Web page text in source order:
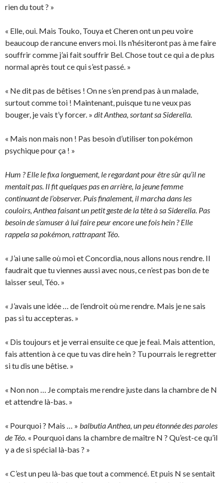
rien du tout ? »
« Elle, oui. Mais Touko, Touya et Cheren ont un peu voire
beaucoup de rancune envers moi. Ils n’hésiteront pas à me faire
souffrir comme j’ai fait souffrir Bel. Chose tout ce qui a de plus
normal après tout ce qui s’est passé. »
« Ne dit pas de bêtises ! On ne s’en prend pas à un malade,
surtout comme toi ! Maintenant, puisque tu ne veux pas
bouger, je vais t’y forcer. » dit Anthea, sortant sa Siderella.
« Mais non mais non ! Pas besoin d’utiliser ton pokémon
psychique pour ça ! »
Hum ? Elle le fixa longuement, le regardant pour être sûr qu’il ne
mentait pas. Il fit quelques pas en arrière, la jeune femme
continuant de l’observer. Puis finalement, il marcha dans les
couloirs, Anthea faisant un petit geste de la tête à sa Siderella. Pas
besoin de s’amuser à lui faire peur encore une fois hein ? Elle
rappela sa pokémon, rattrapant Téo.
« J’ai une salle où moi et Concordia, nous allons nous rendre. Il
faudrait que tu viennes aussi avec nous, ce n’est pas bon de te
laisser seul, Téo. »
« J’avais une idée … de l’endroit où me rendre. Mais je ne sais
pas si tu accepteras. »
« Dis toujours et je verrai ensuite ce que je feai. Mais attention,
fais attention à ce que tu vas dire hein ? Tu pourrais le regretter
si tu dis une bêtise. »
« Non non … Je comptais me rendre juste dans la chambre de N
et attendre là-bas. »
« Pourquoi ? Mais … » balbutia Anthea, un peu étonnée des paroles
de Téo. « Pourquoi dans la chambre de maître N ? Qu’est-ce qu’il
y a de si spécial là-bas ? »
« C’est un peu là-bas que tout a commencé. Et puis N se sentait